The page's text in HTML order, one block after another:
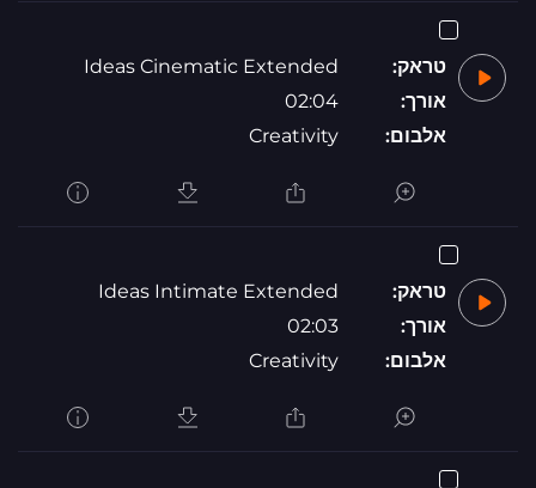
טראק:
Ideas Cinematic Extended
אורך:
02:04
אלבום:
Creativity
טראק:
Ideas Intimate Extended
אורך:
02:03
אלבום:
Creativity